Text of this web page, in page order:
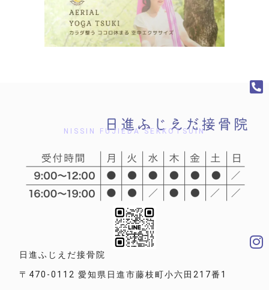
NISSIN FUJIEDA SEKKOTSUIN
日進ふじえだ接骨院
〒470-0112 愛知県日進市藤枝町小六田217番1